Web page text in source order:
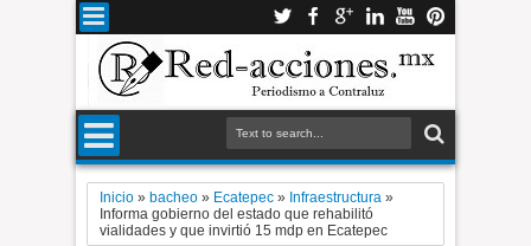
Inicio » bacheo » Ecatepec » Infraestructura »
Informa gobierno del estado que rehabilitó
vialidades y que invirtió 15 mdp en Ecatepec